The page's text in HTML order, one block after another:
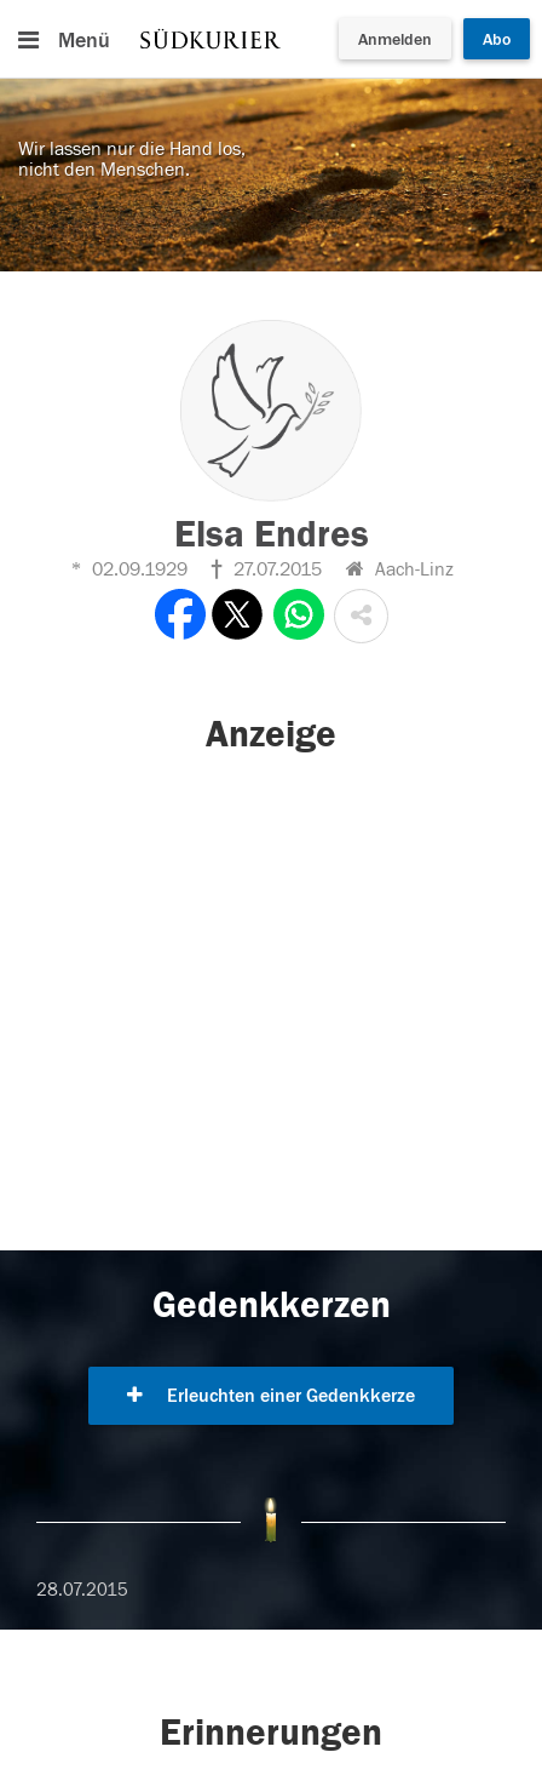
Menü Anmelden Abo
Wir lassen nur die Hand los,
nicht den Menschen.
Elsa Endres
02.09.1929 27.07.2015 Aach-Linz
Anzeige
Gedenkkerzen
Erleuchten einer Gedenkkerze
28.07.2015
Erinnerungen